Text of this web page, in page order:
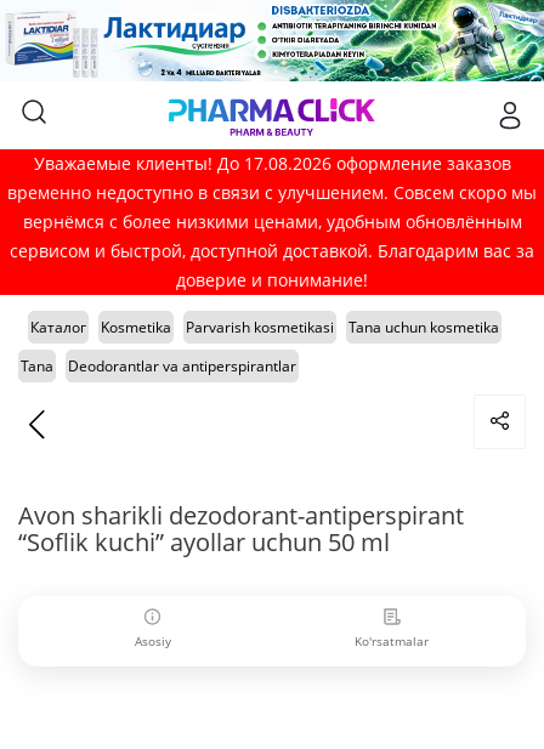
Уважаемые клиенты! До 17.08.2026 оформление заказов
временно недоступно в связи с улучшением. Совсем скоро мы
вернёмся с более низкими ценами, удобным обновлённым
сервисом и быстрой, доступной доставкой. Благодарим вас за
доверие и понимание!
Каталог Kosmetika Parvarish kosmetikasi
Tana uchun kosmetika
Tana
Deodorantlar va antiperspirantlar
Avon sharikli dezodorant-antiperspirant
“Soflik kuchi” ayollar uchun 50 ml
Asosiy Ko'rsatmalar